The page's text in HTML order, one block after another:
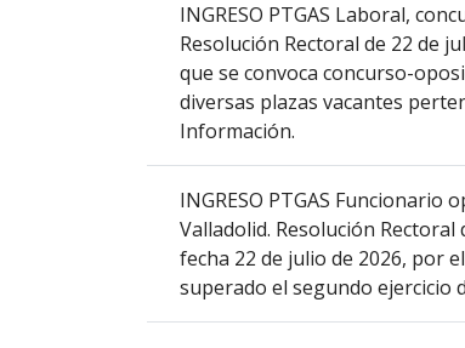
anuncio,
segunda
fecha
publicación,
la
INGRESO PTGAS Laboral,
Resolución Rectoral de 22 de
que se convoca concurso-
diversas plazas vacantes
Información.
INGRESO PTGAS Funcionario
Valladolid. Resolución
fecha 22 de julio de 2026, por
superado el segundo ejercicio